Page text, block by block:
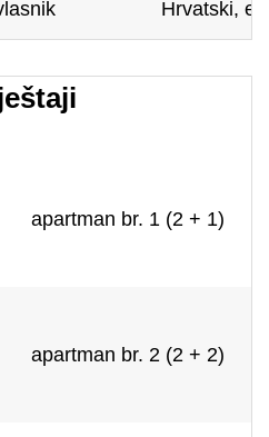
Hrvatski,
apartman br. 1 (2 + 1)
apartman br. 2 (2 + 2)